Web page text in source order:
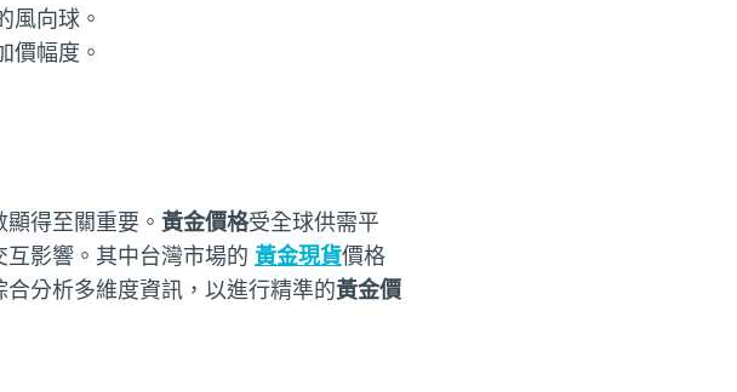
風向球。
價幅度。
得至關重要。 黃金價格受全球供需平
影響。其中台灣市場的 黃金現貨價格
分析多維度資訊，以進行精準的黃金價